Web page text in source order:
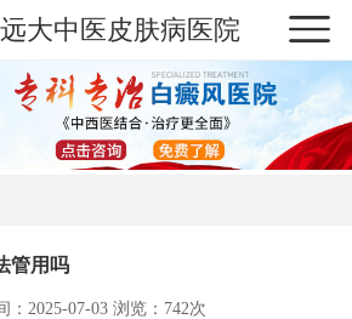
大中医皮肤病医院
管用吗
：2025-07-03 浏览： 742次